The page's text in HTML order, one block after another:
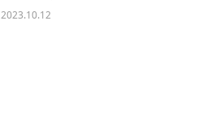
2023.10.12